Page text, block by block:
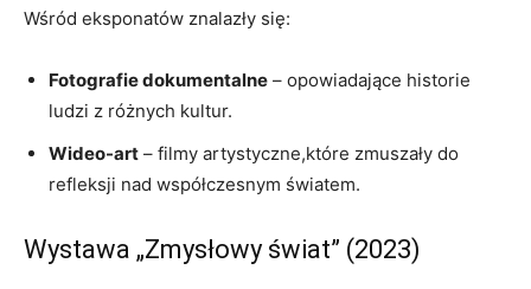
Wśród eksponatów znalazły się:
Fotografie dokumentalne ⁤– opowiadające historie
ludzi z różnych kultur.
Wideo-art – filmy artystyczne,które zmuszały do​
refleksji nad współczesnym światem.
Wystawa „Zmysłowy świat” (2023)